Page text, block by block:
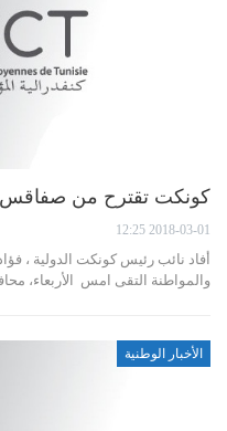
كونكت تقترح من صفاقس
2018-03-01 12:25
أفاد نائب رئيس كونكت الدولية ،
والمواطنة التقى امس الأربعاء،
الأخبار الوطنية